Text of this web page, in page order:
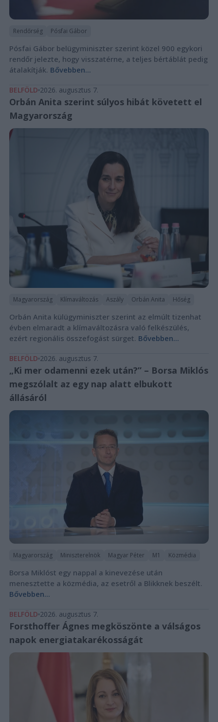
Rendőrség Pósfai Gábor
Pósfai Gábor belügyminiszter szerint közel 900 egykori
rendőr jelezte, hogy visszatérne, a teljes bértáblát pedig
átalakítják. Bővebben...
BELFÖLD 2026. augusztus 7.
Orbán Anita szerint súlyos hibát követett el
Magyarország
Magyarország Klímaváltozás Aszály Orbán Anita Hőség
Orbán Anita külügyminiszter szerint az elmúlt tizenhat
évben elmaradt a klímaváltozásra való felkészülés,
ezért regionális összefogást sürget. Bővebben...
BELFÖLD 2026. augusztus 7.
„Ki mer odamenni ezek után?” – Borsa Miklós
megszólalt az egy nap alatt elbukott
állásáról
Magyarország Miniszterelnök Magyar Péter M1 Közmédia
Borsa Miklóst egy nappal a kinevezése után
menesztette a közmédia, az esetről a Blikknek beszélt.
Bővebben...
BELFÖLD 2026. augusztus 7.
Forsthoffer Ágnes megköszönte a válságos
napok energiatakarékosságát